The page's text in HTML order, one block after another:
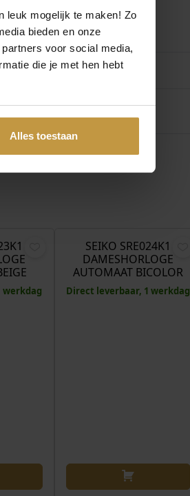
leuk mogelijk te maken! Zo
bieden en onze
voor social media,
die je met hen hebt
Alles toestaan
werkdag
SEIKO SRE024K1
DAMESHORLOGE
AUTOMAAT BICOLOR
Direct leverbaar, 1 werkdag